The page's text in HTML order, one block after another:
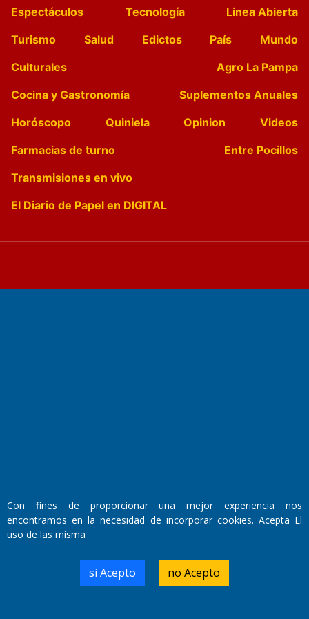
Espectáculos
Tecnología
Linea Abierta
Turismo
Salud Edictos País
Mundo
Culturales
Agro La Pampa
Cocina y Gastronomía
Suplementos Anuales
Horóscopo
Quiniela Opinion
Videos
Farmacias de turno
Entre Pocillos
Transmisiones en vivo
El Diario de Papel en DIGITAL
Domicilio Legal: José Ingenieros 855,
Santa Rosa, La Pampa.
RL-2019-55551274-APN-DNDA#MJ
Con fines de proporcionar una mejor experiencia nos
encontramos en la necesidad de incorporar cookies. Acepta El
uso de las misma
si Acepto no Acepto